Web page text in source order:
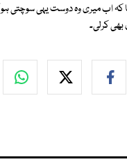
کہ اب میری وہ دوست یہی سوچتی
کرلی۔